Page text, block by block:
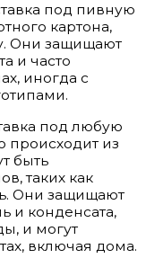
под пивную
картона,
Они защищают
и часто
иногда с
под любую
происходит из
быть
таких как
Они защищают
и конденсата,
и могут
включая дома.